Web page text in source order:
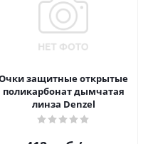
защитные открытые
поликарбонат дымчатая
линза Denzel